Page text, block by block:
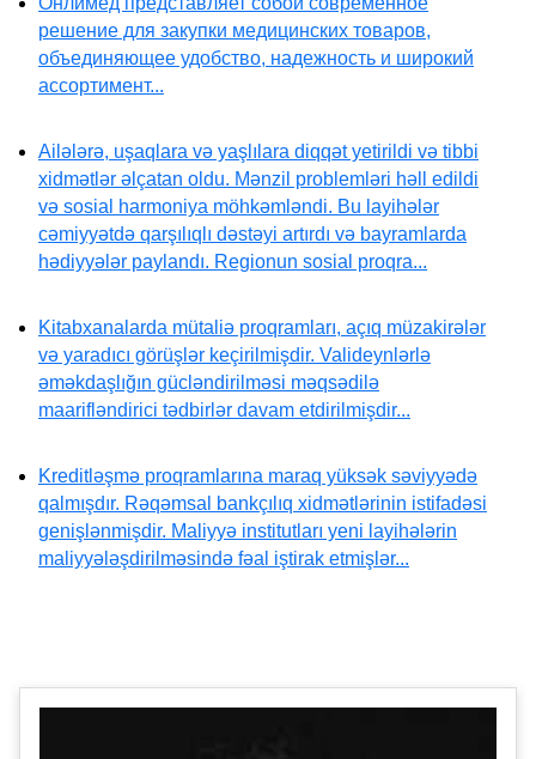
решение для закупки медицинских товаров,
объединяющее удобство, надежность и широкий
ассортимент...
Ailələrə, uşaqlara və yaşlılara diqqət yetirildi və tibbi
xidmətlər əlçatan oldu. Mənzil problemləri həll edildi
və sosial harmoniya möhkəmləndi. Bu layihələr
cəmiyyətdə qarşılıqlı dəstəyi artırdı və bayramlarda
hədiyyələr paylandı. Regionun sosial proqra...
Kitabxanalarda mütaliə proqramları, açıq müzakirələr
və yaradıcı görüşlər keçirilmişdir. Valideynlərlə
əməkdaşlığın gücləndirilməsi məqsədilə
maarifləndirici tədbirlər davam etdirilmişdir...
Kreditləşmə proqramlarına maraq yüksək səviyyədə
qalmışdır. Rəqəmsal bankçılıq xidmətlərinin istifadəsi
genişlənmişdir. Maliyyə institutları yeni layihələrin
maliyyələşdirilməsində fəal iştirak etmişlər...